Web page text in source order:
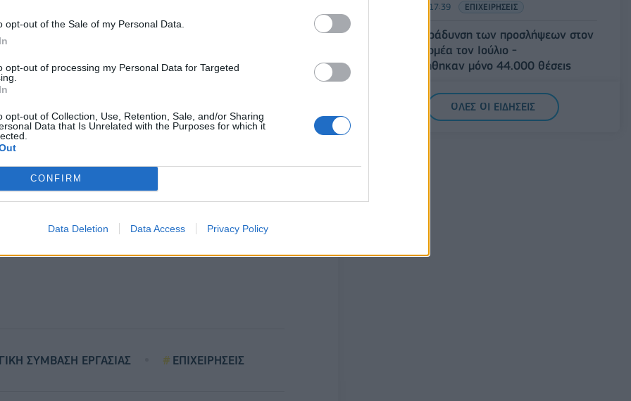
opt-out of the Sale of my Personal Data.
opt-out of processing my Personal Data for Targeted
opt-out of Collection, Use, Retention, Sale, and/or Sharing
Data that Is Unrelated with the Purposes for which it
CONFIRM
Data Deletion Data Access Privacy Policy
τη Σύμβαση. Η επέκταση αυτή θα έχει μεγάλη
τους γυναίκες -σύμφωνα τα στοιχεία που
απασχολούνται σε επιχειρήσεις εμπορίας
γίνεται προώθηση και πώληση προϊόντων
11 Οκτωβρίου 2023, χωρίς να υπολογίζεται σε
-μεταξύ άλλων- για τις εργαζόμενες και
βασικούς μισθούς από τον κατώτατο
εντάσσεται ο καθένας/καθεμία, καθώς και
παιδιών (1%, 2% και 5% ανάλογα με τον αριθμό
για κάθε παιδί) και πτυχίου (από 3% έως
χρόνος εργασίας 38 αντί για 40 ωρών, με
ΣΥΜΒΑΣΗ ΕΡΓΑΣΙΑΣ ΕΠΙΧΕΙΡΗΣΕΙΣ
05/08/2026 - 17:39 ΕΠΙΧΕΙΡΗΣΕΙΣ
ΗΠΑ: Επιβράδυνση των προσλήψεων στον
ιδιωτικό τομέα τον Ιούλιο -
Δημιουργήθηκαν μόνο 44.000 θέσεις
05/08/2026 - 17:16
ΟΛΕΣ ΟΙ ΕΙΔΗΣΕΙΣ